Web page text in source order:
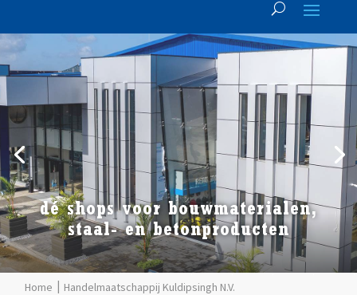
dé shops voor bouwmaterialen,
staal- en betonproducten
Handelmaatschappij Kuldipsingh N.V.